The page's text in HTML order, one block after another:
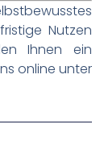
Nutzen
Ihnen ein
online unter